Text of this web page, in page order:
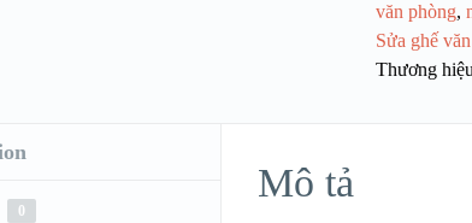
văn phòng,
Sửa ghế
Thương
0
Mô tả